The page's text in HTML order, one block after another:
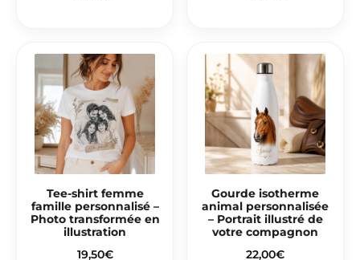
Tee-shirt femme
famille personnalisé –
Photo transformée en
illustration
19,50€
Gourde isotherme
animal personnalisée
– Portrait illustré de
votre compagnon
22,00€